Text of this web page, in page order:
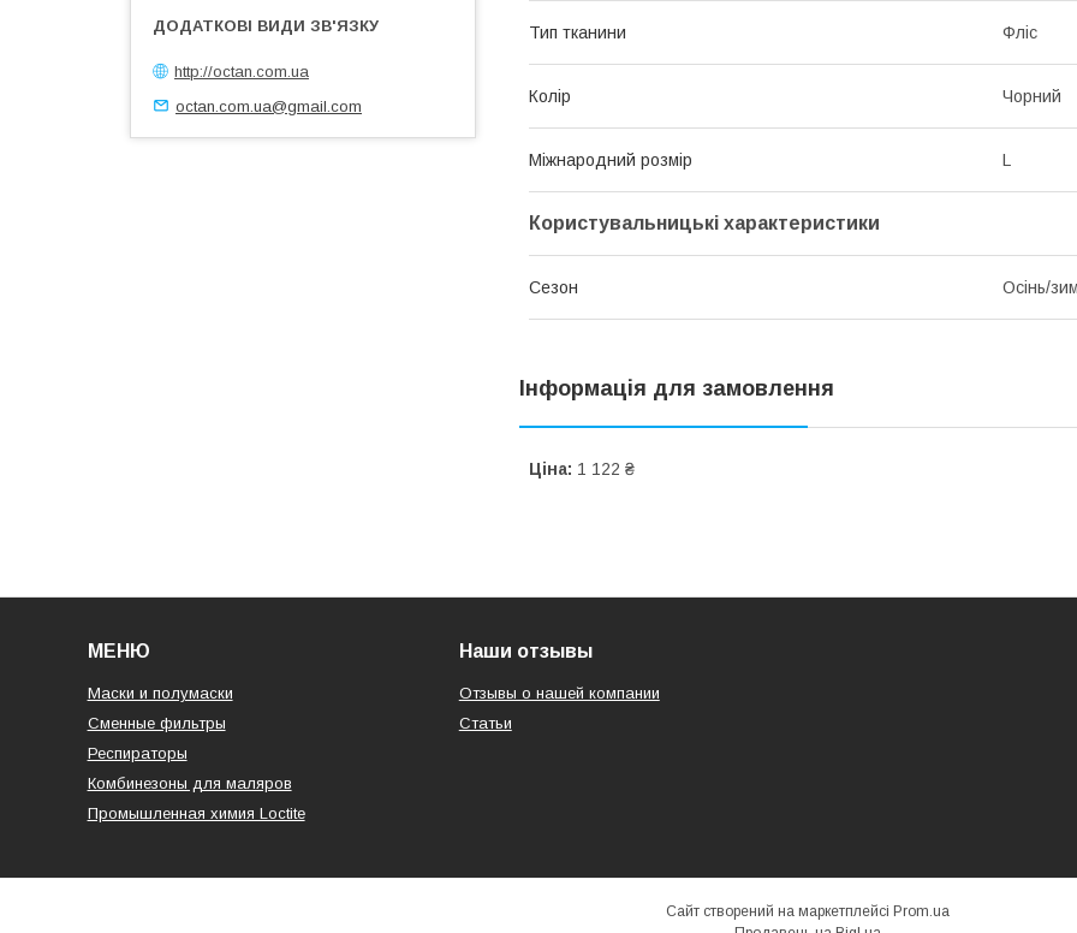
Тип тканини Фліс
Колір Чорний
Міжнародний розмір L
Користувальницькі характеристики
Сезон Осінь/
Інформація для замовлення
Ціна: 1 122 ₴
http://octan.com.ua
octan.com.ua@gmail.com
МЕНЮ
Маски и полумаски
Сменные фильтры
Респираторы
Комбинезоны для маляров
Промышленная химия Loctite
Наши отзывы
Отзывы о нашей компании
Статьи
Сайт створений на маркетплейсі Prom.ua